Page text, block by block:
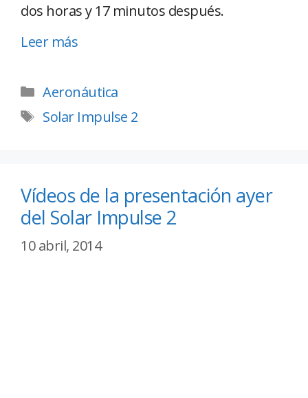
dos horas y 17 minutos después.
Leer más
Aeronáutica
Solar Impulse 2
Vídeos de la presentación ayer
del Solar Impulse 2
10 abril, 2014